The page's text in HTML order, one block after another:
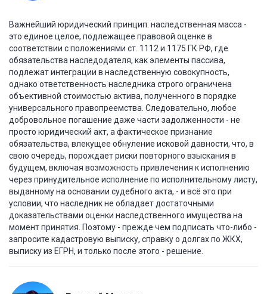
Важнейший юридический принцип: наследственная масса -
это единое целое, подлежащее правовой оценке в
соответствии с положениями ст. 1112 и 1175 ГК РФ, где
обязательства наследодателя, как элементы пассива,
подлежат интеграции в наследственную совокупность,
однако ответственность наследника строго ограничена
объективной стоимостью актива, полученного в порядке
универсального правопреемства. Следовательно, любое
добровольное погашение даже части задолженности - не
просто юридический акт, а фактическое признание
обязательства, влекущее обнуление исковой давности, что, в
свою очередь, порождает риски повторного взыскания в
будущем, включая возможность привлечения к исполнению
через принудительное исполнение по исполнительному листу,
выданному на основании судебного акта, - и всё это при
условии, что наследник не обладает достаточными
доказательствами оценки наследственного имущества на
момент принятия. Поэтому - прежде чем подписать что-либо -
запросите кадастровую выписку, справку о долгах по ЖКХ,
выписку из ЕГРН, и только после этого - решение.